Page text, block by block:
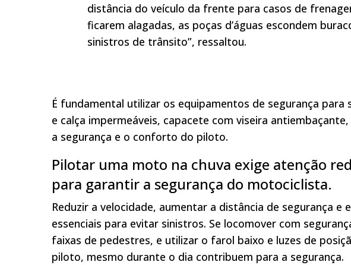
distância do veículo da frente para casos de
ficarem alagadas, as poças d’águas escondem
sinistros de trânsito”, ressaltou.
É fundamental utilizar os equipamentos de segurança
e calça impermeáveis, capacete com viseira
a segurança e o conforto do piloto.
Pilotar uma moto na chuva exige atenção
para garantir a segurança do motociclista.
Reduzir a velocidade, aumentar a distância de segurança
essenciais para evitar sinistros. Se locomover com
faixas de pedestres, e utilizar o farol baixo e luzes de
piloto, mesmo durante o dia contribuem para a segurança.